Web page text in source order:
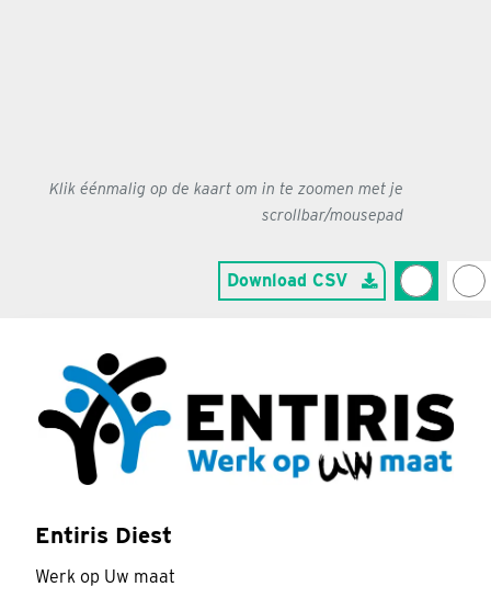
Klik éénmalig op de kaart om in te zoomen met je
scrollbar/mousepad
Download CSV
Entiris Diest
Werk op Uw maat